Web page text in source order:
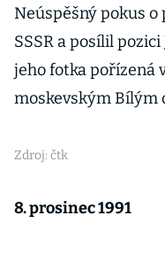
Neúspěšný pokus
SSSR a posílil
jeho fotka pořízená
moskevským Bílým
Zdroj: čtk
8. prosinec 1991